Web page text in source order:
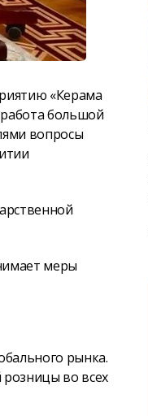
«Керама
работа большой
вопросы
меры
рынка.
во всех